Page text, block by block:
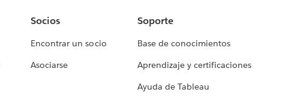
Socios
Encontrar un socio
Asociarse
Soporte
Base de conocimientos
Aprendizaje y certificaciones
Ayuda de Tableau